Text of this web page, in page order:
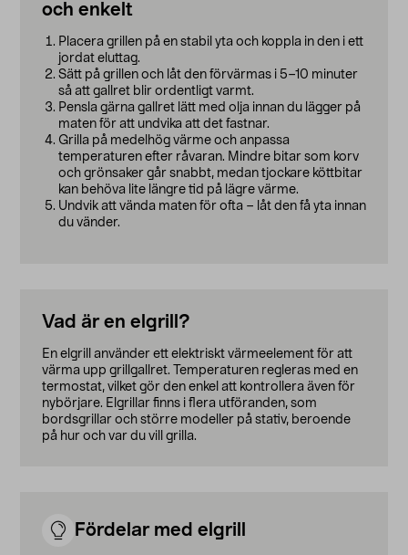
och enkelt
Placera grillen på en stabil yta och koppla in den i ett
jordat eluttag.
Sätt på grillen och låt den förvärmas i 5–10 minuter
så att gallret blir ordentligt varmt.
Pensla gärna gallret lätt med olja innan du lägger på
maten för att undvika att det fastnar.
Grilla på medelhög värme och anpassa
temperaturen efter råvaran. Mindre bitar som korv
och grönsaker går snabbt, medan tjockare köttbitar
kan behöva lite längre tid på lägre värme.
Undvik att vända maten för ofta – låt den få yta innan
du vänder.
Vad är en elgrill?
En elgrill använder ett elektriskt värmeelement för att
värma upp grillgallret. Temperaturen regleras med en
termostat, vilket gör den enkel att kontrollera även för
nybörjare. Elgrillar finns i flera utföranden, som
bordsgrillar och större modeller på stativ, beroende
på hur och var du vill grilla.
Fördelar med elgrill